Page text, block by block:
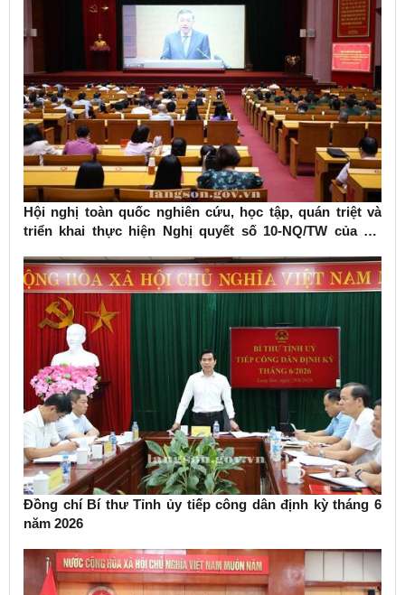
Hội nghị toàn quốc nghiên cứu, học tập, quán triệt và
triển khai thực hiện Nghị quyết số 10-NQ/TW của Bộ
Đồng chí Bí thư Tỉnh ủy tiếp công dân định kỳ tháng 6
năm 2026